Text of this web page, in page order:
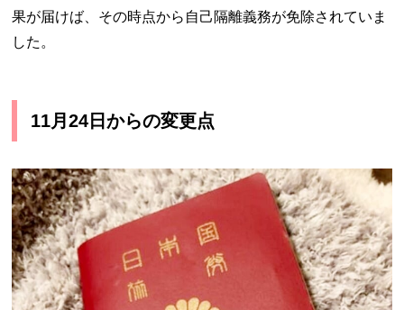
果が届けば、その時点から自己隔離義務が免除されていま
した。
11月24日からの変更点